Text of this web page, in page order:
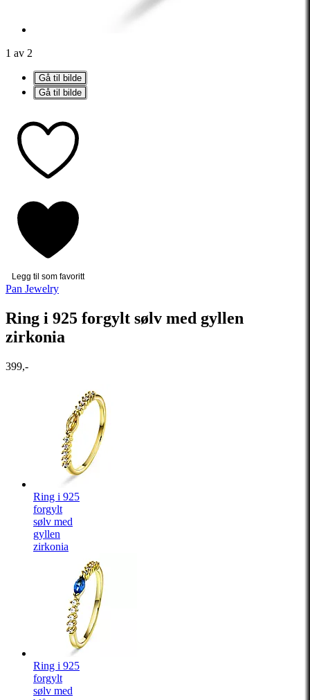
1 av 2
Gå til bilde
Gå til bilde
Legg til som favoritt
Pan Jewelry
Ring i 925 forgylt sølv med gyllen
zirkonia
399,-
Ring i 925
forgylt
sølv med
gyllen
zirkonia
Ring i 925
forgylt
sølv med